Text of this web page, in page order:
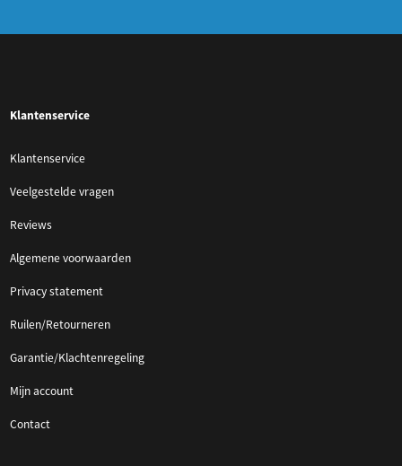
Klantenservice
Klantenservice
Veelgestelde vragen
Reviews
Algemene voorwaarden
Privacy statement
Ruilen/Retourneren
Garantie/Klachtenregeling
Mijn account
Contact